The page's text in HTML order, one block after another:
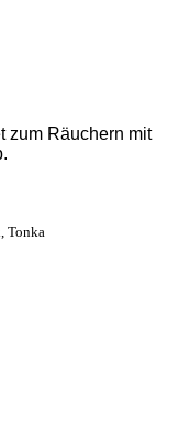
zum Räuchern mit
Tonka